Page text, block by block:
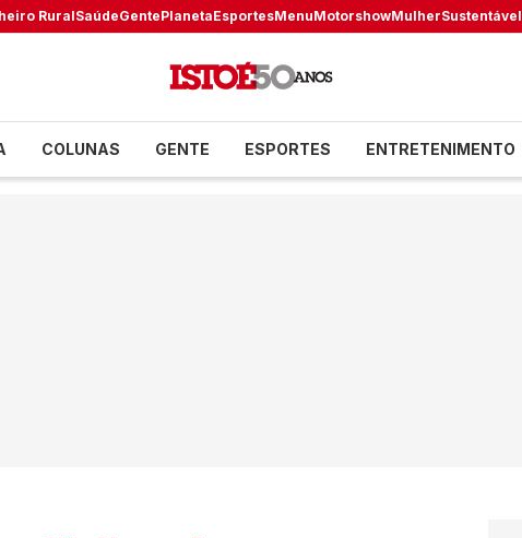
RuralSaúdeGentePlanetaEsportesMenuMotorshowMulherSustentável
COLUNAS GENTE ESPORTES ENTRETENIMENTO